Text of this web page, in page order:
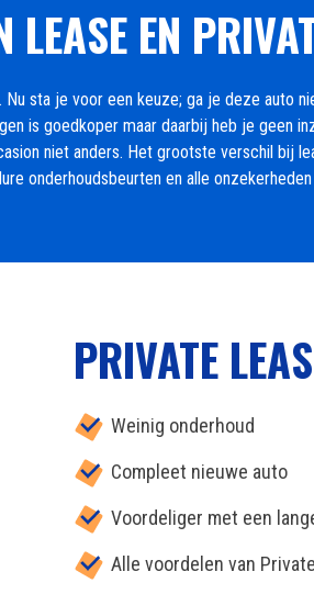
EN
sta je voor een keuze; ga je deze auto
is goedkoper maar daarbij heb je geen
niet anders. Het grootste verschil bij
onderhoudsbeurten en alle
PRIVATE
Weinig onderhoud
Compleet nieuwe auto
Voordeliger met een
Alle voordelen van